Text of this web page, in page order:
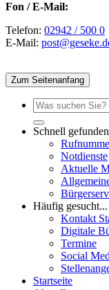
Fon / E-Mail:
Telefon: 02942 / 500 0
E-Mail:
Zum Seitenanfang
Schnell
Notdienste
Aktuelle
Häufig gesucht...
Kontakt
Digitale
Termine
Social
Startseite